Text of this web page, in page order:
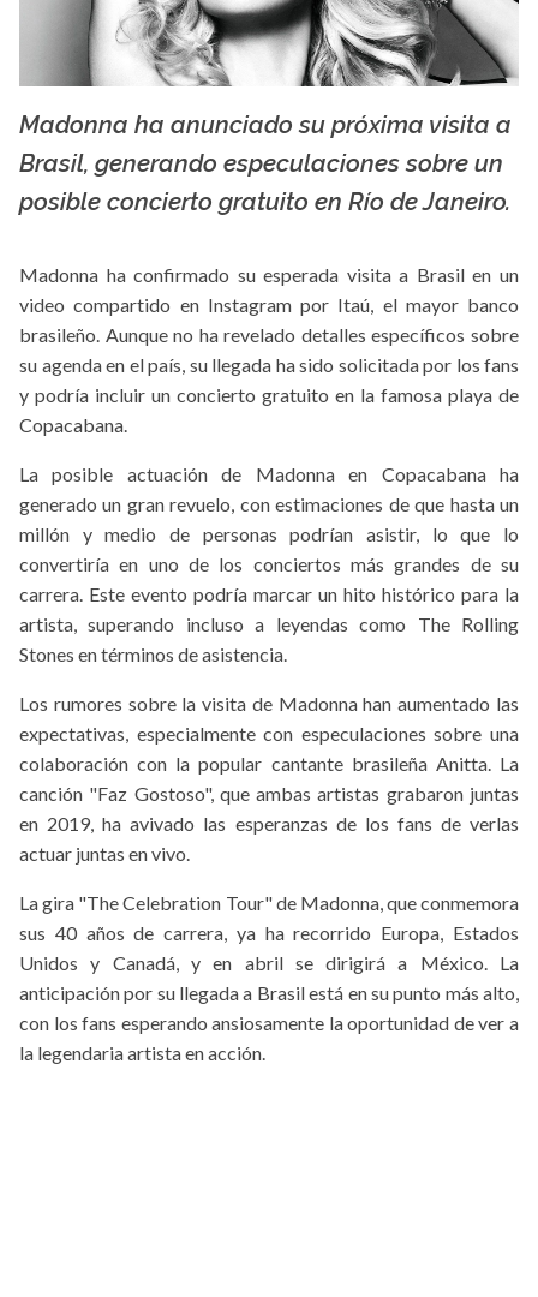
La X mas música
Madonna ha anunciado su próxima visita a
Brasil, generando especulaciones sobre un
posible concierto gratuito en Río de Janeiro.
Madonna ha confirmado su esperada visita a Brasil en un
video compartido en Instagram por Itaú, el mayor banco
brasileño. Aunque no ha revelado detalles específicos sobre
su agenda en el país, su llegada ha sido solicitada por los fans
y podría incluir un concierto gratuito en la famosa playa de
Copacabana.
La posible actuación de Madonna en Copacabana ha
generado un gran revuelo, con estimaciones de que hasta un
millón y medio de personas podrían asistir, lo que lo
convertiría en uno de los conciertos más grandes de su
carrera. Este evento podría marcar un hito histórico para la
artista, superando incluso a leyendas como The Rolling
Stones en términos de asistencia.
Los rumores sobre la visita de Madonna han aumentado las
expectativas, especialmente con especulaciones sobre una
colaboración con la popular cantante brasileña Anitta. La
canción "Faz Gostoso", que ambas artistas grabaron juntas
en 2019, ha avivado las esperanzas de los fans de verlas
actuar juntas en vivo.
La gira "The Celebration Tour" de Madonna, que conmemora
sus 40 años de carrera, ya ha recorrido Europa, Estados
Unidos y Canadá, y en abril se dirigirá a México. La
anticipación por su llegada a Brasil está en su punto más alto,
con los fans esperando ansiosamente la oportunidad de ver a
la legendaria artista en acción.